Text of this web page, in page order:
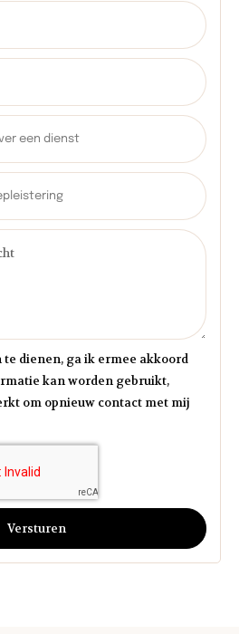
dienen, ga ik ermee akkoord
kan worden gebruikt,
om opnieuw contact met mij
Versturen